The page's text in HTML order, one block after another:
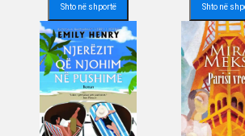
Shto në shportë Shto në